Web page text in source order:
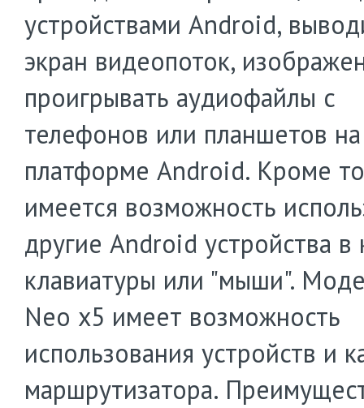
устройствами Android,
экран видеопоток,
проигрывать аудиофайлы с
телефонов или планшетов на
платформе Android. Кроме
имеется возможность
другие Android устройства в
клавиатуры или "мыши".
Neo x5 имеет возможность
использования устройств и
маршрутизатора.